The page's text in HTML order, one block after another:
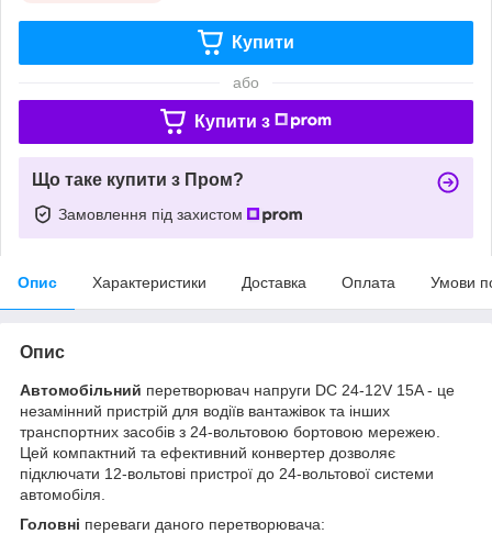
Купити
або
Купити з
Що таке купити з Пром?
Замовлення під захистом
Опис Характеристики Доставка Оплата Умови
Опис
Автомобільний перетворювач напруги DC 24-12V 15A - це
незамінний пристрій для водіїв вантажівок та інших
транспортних засобів з 24-вольтовою бортовою мережею.
Цей компактний та ефективний конвертер дозволяє
підключати 12-вольтові пристрої до 24-вольтової системи
автомобіля.
Головні переваги даного перетворювача: